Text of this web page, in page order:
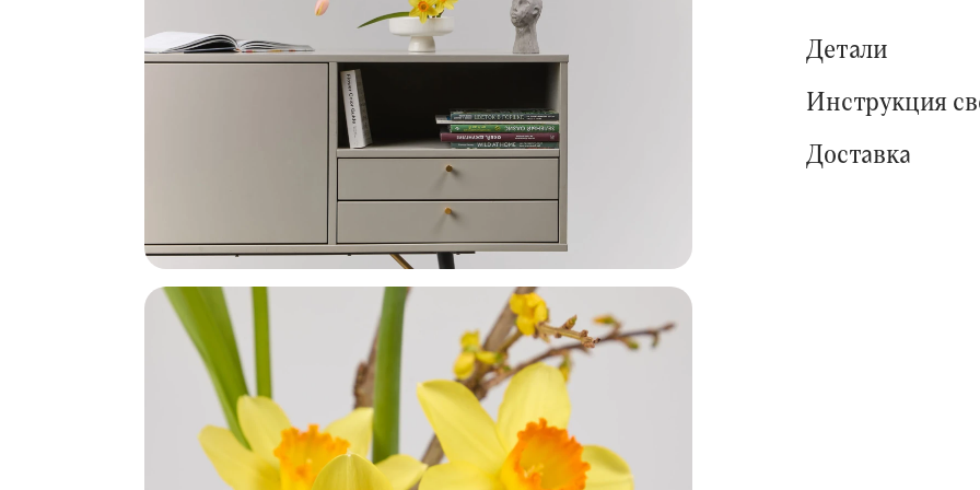
Детали
Инструкция
Доставка